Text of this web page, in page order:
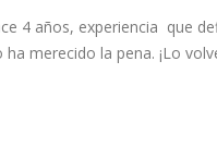
4 años, experiencia que
merecido la pena. ¡Lo